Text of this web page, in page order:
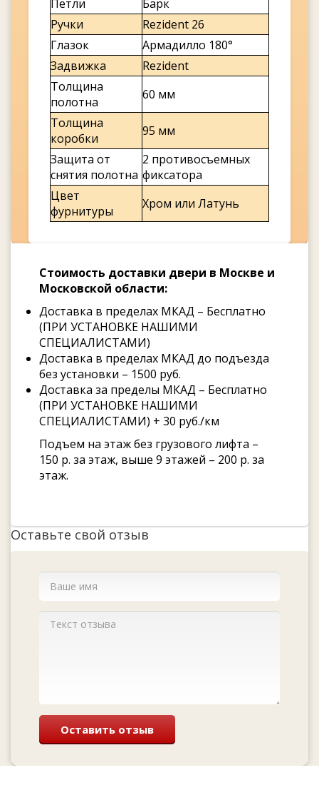
Петли
Барк
Ручки
Rezident 26
Глазок
Армадилло 180°
Задвижка
Rezident
Толщина
полотна
60 мм
Толщина
коробки
95 мм
Защита от
снятия полотна
2 противосъемных
фиксатора
Цвет
фурнитуры
Хром или Латунь
Стоимость доставки двери в Москве и
Московской области:
Доставка в пределах МКАД – Бесплатно
(ПРИ УСТАНОВКЕ НАШИМИ
СПЕЦИАЛИСТАМИ)
Доставка в пределах МКАД до подъезда
без установки – 1500 руб.
Доставка за пределы МКАД – Бесплатно
(ПРИ УСТАНОВКЕ НАШИМИ
СПЕЦИАЛИСТАМИ) + 30 руб./км
Подъем на этаж без грузового лифта –
150 р. за этаж, выше 9 этажей – 200 р. за
этаж.
Оставьте свой отзыв
Оставить отзыв